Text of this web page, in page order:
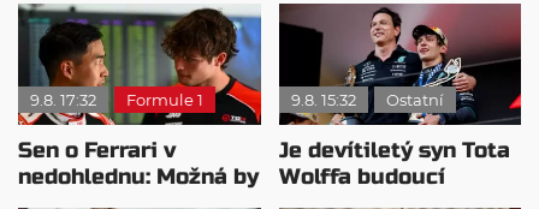
9.8. 17:32 Formule 1
Sen o Ferrari v
nedohlednu: Možná by
potřeboval plán B
9.8. 15:32 Ostatní
Je devítiletý syn Tota
Wolffa budoucí
hvězdou F1?